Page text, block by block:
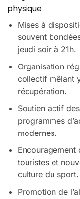
physique
Mises à
souvent
jeudi soir à 21h.
Organisation
collectif mêlant
récupération.
Soutien actif
programmes
modernes.
Encouragement
touristes et
culture du sport.
Promotion de